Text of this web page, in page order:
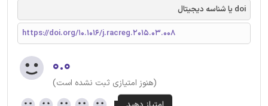
doi یا شناسه دیجیتال
https://doi.org/10.1016/j.racreg.2015.03.008
۰.۰
(هنوز امتیازی ثبت نشده است)